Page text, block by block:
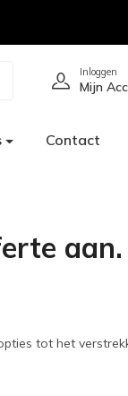
Inloggen
Mijn
Contact
aan.
tot het